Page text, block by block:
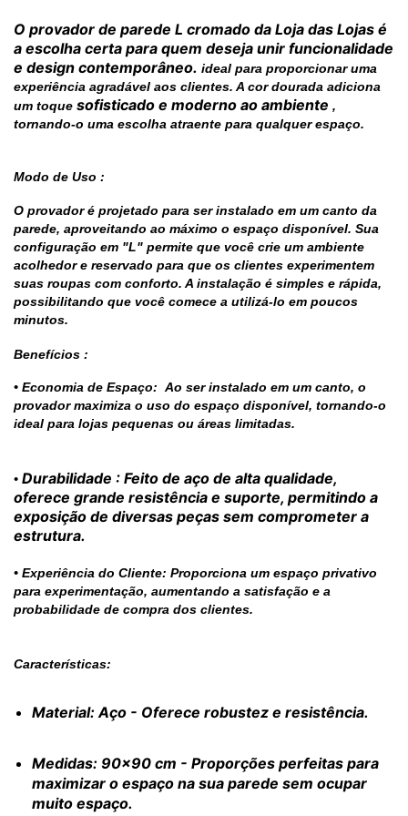
O provador de parede L cromado da Loja das Lojas é
a escolha certa para quem deseja unir funcionalidade
e design contemporâneo. ideal para proporcionar uma
experiência agradável aos clientes. A cor dourada adiciona
um toque sofisticado e moderno ao ambiente ,
tornando-o uma escolha atraente para qualquer espaço.
Modo de Uso :
O provador é projetado para ser instalado em um canto da
parede, aproveitando ao máximo o espaço disponível. Sua
configuração em "L" permite que você crie um ambiente
acolhedor e reservado para que os clientes experimentem
suas roupas com conforto. A instalação é simples e rápida,
possibilitando que você comece a utilizá-lo em poucos
minutos.
Benefícios :
• Economia de Espaço: Ao ser instalado em um canto, o
provador maximiza o uso do espaço disponível, tornando-o
ideal para lojas pequenas ou áreas limitadas.
• Durabilidade : Feito de aço de alta qualidade,
oferece grande resistência e suporte, permitindo a
exposição de diversas peças sem comprometer a
estrutura.
• Experiência do Cliente: Proporciona um espaço privativo
para experimentação, aumentando a satisfação e a
probabilidade de compra dos clientes.
Características:
Material: Aço - Oferece robustez e resistência.
Medidas: 90x90 cm - Proporções perfeitas para
maximizar o espaço na sua parede sem ocupar
muito espaço.